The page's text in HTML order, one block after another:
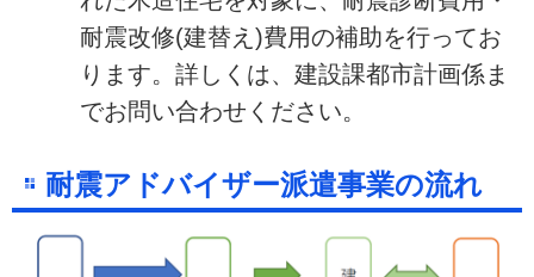
耐震改修(建替え)費用の補助を行ってお
ります。詳しくは、建設課都市計画係ま
でお問い合わせください。
耐震アドバイザー派遣事業の流れ